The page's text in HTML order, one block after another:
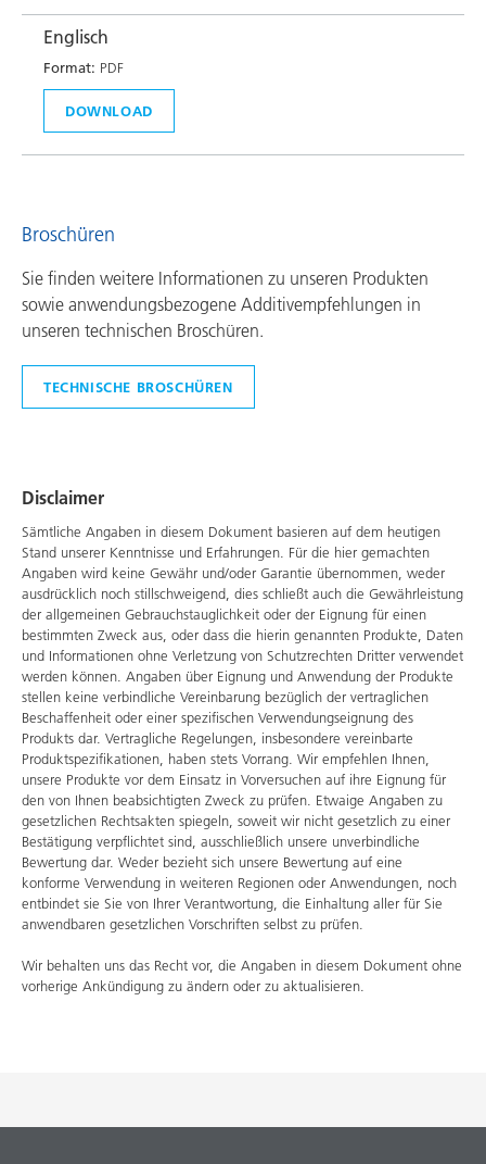
Englisch
Format: PDF
DOWNLOAD
Broschüren
Sie finden weitere Informationen zu unseren Produkten
sowie anwendungsbezogene Additivempfehlungen in
unseren technischen Broschüren.
TECHNISCHE BROSCHÜREN
Disclaimer
Sämtliche Angaben in diesem Dokument basieren auf dem heutigen
Stand unserer Kenntnisse und Erfahrungen. Für die hier gemachten
Angaben wird keine Gewähr und/oder Garantie übernommen, weder
ausdrücklich noch stillschweigend, dies schließt auch die Gewährleistung
der allgemeinen Gebrauchstauglichkeit oder der Eignung für einen
bestimmten Zweck aus, oder dass die hierin genannten Produkte, Daten
und Informationen ohne Verletzung von Schutzrechten Dritter verwendet
werden können. Angaben über Eignung und Anwendung der Produkte
stellen keine verbindliche Vereinbarung bezüglich der vertraglichen
Beschaffenheit oder einer spezifischen Verwendungseignung des
Produkts dar. Vertragliche Regelungen, insbesondere vereinbarte
Produktspezifikationen, haben stets Vorrang. Wir empfehlen Ihnen,
unsere Produkte vor dem Einsatz in Vorversuchen auf ihre Eignung für
den von Ihnen beabsichtigten Zweck zu prüfen. Etwaige Angaben zu
gesetzlichen Rechtsakten spiegeln, soweit wir nicht gesetzlich zu einer
Bestätigung verpflichtet sind, ausschließlich unsere unverbindliche
Bewertung dar. Weder bezieht sich unsere Bewertung auf eine
konforme Verwendung in weiteren Regionen oder Anwendungen, noch
entbindet sie Sie von Ihrer Verantwortung, die Einhaltung aller für Sie
anwendbaren gesetzlichen Vorschriften selbst zu prüfen.
Wir behalten uns das Recht vor, die Angaben in diesem Dokument ohne
vorherige Ankündigung zu ändern oder zu aktualisieren.